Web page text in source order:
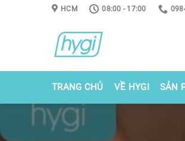
HCM 08:00 - 17:00
TRANG CHỦ VỀ HYGI SẢN